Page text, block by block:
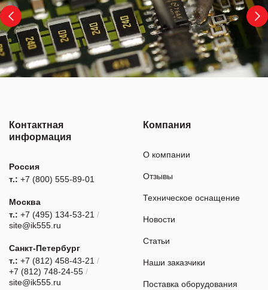
Контактная
информация
Россия
т.: +7 (800) 555-89-01
Москва
т.: +7 (495) 134-53-21 /
site@ik555.ru
Санкт-Петербург
т.: +7 (812) 458-43-21 /
+7 (812) 748-24-55 /
site@ik555.ru
Компания
О компании
Отзывы
Техническое оснащение
Новости
Статьи
Наши заказчики
Поставка оборудования